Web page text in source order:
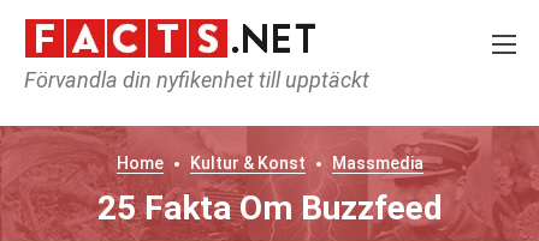
Förvandla din nyfikenhet till upptäckt
Home Kultur & Konst Massmedia
25 Fakta Om Buzzfeed